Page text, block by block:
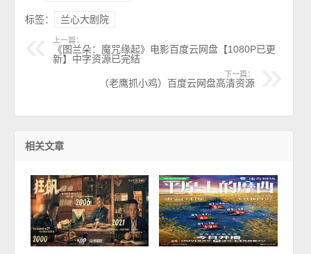
标签： 兰心大剧院
上一篇：
《图兰朵：魔咒缘起》电影百度云网盘【1080P已更
新】中字资源已完结
下一篇：
（老鹰抓小鸡）百度云网盘高清资源
相关文章